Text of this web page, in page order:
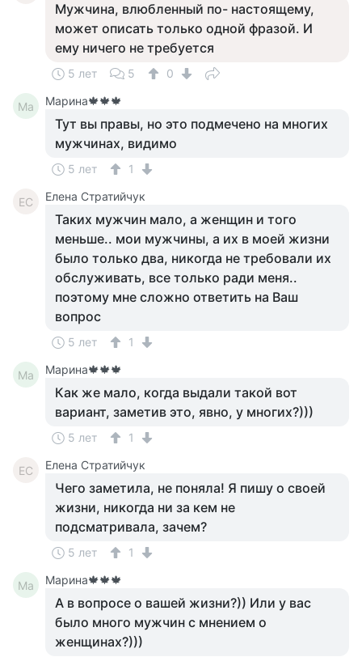
Мужчина, влюбленный по- настоящему,
может описать только одной фразой. И
ему ничего не требуется
5 лет 5 0
Ма Марина🍁🍁🍁
Тут вы правы, но это подмечено на многих
мужчинах, видимо
5 лет 1
ЕС Елена Стратийчук
Таких мужчин мало, а женщин и того
меньше.. мои мужчины, а их в моей жизни
было только два, никогда не требовали их
обслуживать, все только ради меня..
поэтому мне сложно ответить на Ваш
вопрос
5 лет 1
Ма Марина🍁🍁🍁
Как же мало, когда выдали такой вот
вариант, заметив это, явно, у многих?)))
5 лет 1
ЕС Елена Стратийчук
Чего заметила, не поняла! Я пишу о своей
жизни, никогда ни за кем не
подсматривала, зачем?
5 лет 1
Ма Марина🍁🍁🍁
А в вопросе о вашей жизни?)) Или у вас
было много мужчин с мнением о
женщинах?)))